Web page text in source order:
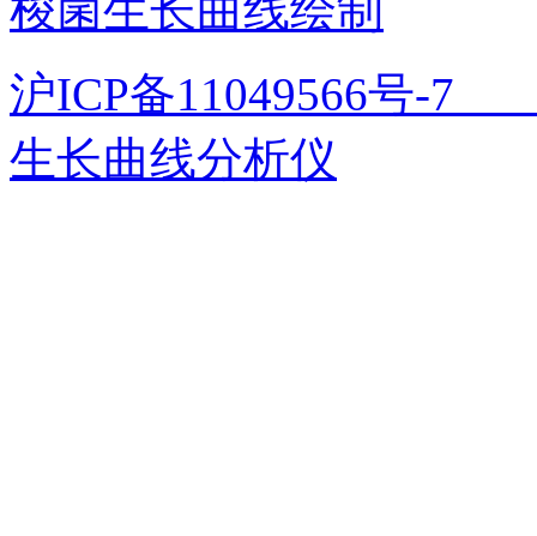
沪ICP备11049566号
生长曲线分析仪